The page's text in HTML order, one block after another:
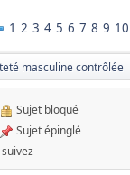
1 2 3 4 5 6 7 8 9 10
masculine contrôlée
Sujet bloqué
Sujet épinglé